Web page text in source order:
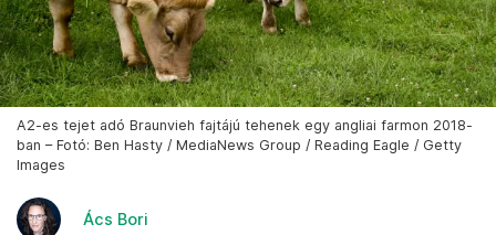
A2-es tejet adó Braunvieh fajtájú tehenek egy angliai farmon 2018-
ban – Fotó: Ben Hasty / MediaNews Group / Reading Eagle / Getty
Images
Ács Bori